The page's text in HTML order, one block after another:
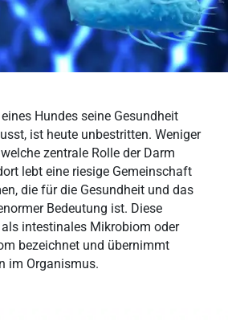
Hundes seine Gesundheit
ist heute unbestritten. Weniger
zentrale Rolle der Darm
lebt eine riesige Gemeinschaft
die für die Gesundheit und das
Bedeutung ist. Diese
intestinales Mikrobiom oder
bezeichnet und übernimmt
im Organismus.